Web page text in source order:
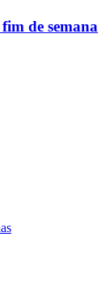
de semana